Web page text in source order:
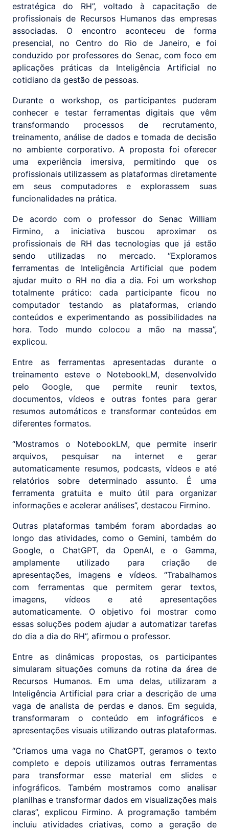
estratégica do RH”, voltado à capacitação de
profissionais de Recursos Humanos das empresas
associadas. O encontro aconteceu de forma
presencial, no Centro do Rio de Janeiro, e foi
conduzido por professores do Senac, com foco em
aplicações práticas da Inteligência Artificial no
cotidiano da gestão de pessoas.
Durante o workshop, os participantes puderam
conhecer e testar ferramentas digitais que vêm
transformando processos de recrutamento,
treinamento, análise de dados e tomada de decisão
no ambiente corporativo. A proposta foi oferecer
uma experiência imersiva, permitindo que os
profissionais utilizassem as plataformas diretamente
em seus computadores e explorassem suas
funcionalidades na prática.
De acordo com o professor do Senac William
Firmino, a iniciativa buscou aproximar os
profissionais de RH das tecnologias que já estão
sendo utilizadas no mercado. “Exploramos
ferramentas de Inteligência Artificial que podem
ajudar muito o RH no dia a dia. Foi um workshop
totalmente prático: cada participante ficou no
computador testando as plataformas, criando
conteúdos e experimentando as possibilidades na
hora. Todo mundo colocou a mão na massa”,
explicou.
Entre as ferramentas apresentadas durante o
treinamento esteve o NotebookLM, desenvolvido
pelo Google, que permite reunir textos,
documentos, vídeos e outras fontes para gerar
resumos automáticos e transformar conteúdos em
diferentes formatos.
“Mostramos o NotebookLM, que permite inserir
arquivos, pesquisar na internet e gerar
automaticamente resumos, podcasts, vídeos e até
relatórios sobre determinado assunto. É uma
ferramenta gratuita e muito útil para organizar
informações e acelerar análises”, destacou Firmino.
Outras plataformas também foram abordadas ao
longo das atividades, como o Gemini, também do
Google, o ChatGPT, da OpenAI, e o Gamma,
amplamente utilizado para criação de
apresentações, imagens e vídeos. “Trabalhamos
com ferramentas que permitem gerar textos,
imagens, vídeos e até apresentações
automaticamente. O objetivo foi mostrar como
essas soluções podem ajudar a automatizar tarefas
do dia a dia do RH”, afirmou o professor.
Entre as dinâmicas propostas, os participantes
simularam situações comuns da rotina da área de
Recursos Humanos. Em uma delas, utilizaram a
Inteligência Artificial para criar a descrição de uma
vaga de analista de perdas e danos. Em seguida,
transformaram o conteúdo em infográficos e
apresentações visuais utilizando outras plataformas.
“Criamos uma vaga no ChatGPT, geramos o texto
completo e depois utilizamos outras ferramentas
para transformar esse material em slides e
infográficos. Também mostramos como analisar
planilhas e transformar dados em visualizações mais
claras”, explicou Firmino. A programação também
incluiu atividades criativas, como a geração de